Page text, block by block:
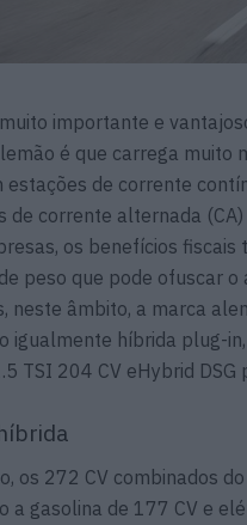
importante e
é que carrega muito
estações de corrente
de corrente alternada
os benefícios fiscais
peso que pode ofuscar o
neste âmbito, a marca
igualmente híbrida plug-
TSI 204 CV eHybrid DSG
os 272 CV combinados do
a gasolina de 177 CV e